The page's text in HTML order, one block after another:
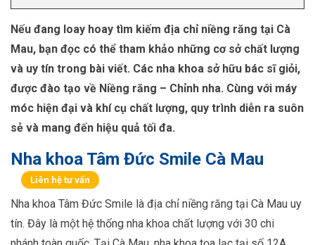
Nếu đang loay hoay tìm kiếm địa chỉ niềng răng tại Cà
Mau, bạn đọc có thể tham khảo những cơ sở chất lượng
và uy tín trong bài viết. Các nha khoa sở hữu bác sĩ giỏi,
được đào tạo về Niềng răng – Chỉnh nha. Cùng với máy
móc hiện đại và khí cụ chất lượng, quy trình diễn ra suôn
sẻ và mang đến hiệu quả tối đa.
Nha khoa Tâm Đức Smile Cà Mau
Liên hệ tư vấn
Nha khoa Tâm Đức Smile là địa chỉ niềng răng tại Cà Mau uy
tín. Đây là một hệ thống nha khoa chất lượng với 30 chi